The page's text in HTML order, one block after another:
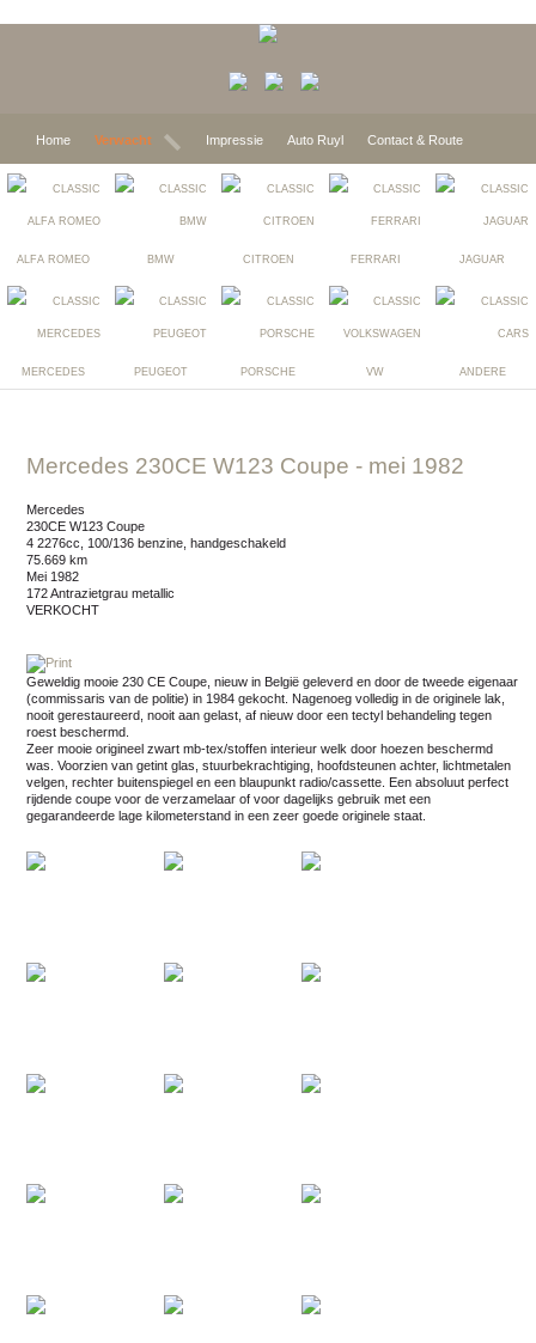
Home Verwacht Impressie Auto Ruyl Contact & Route
ALFA ROMEO BMW CITROEN FERRARI JAGUAR
MERCEDES PEUGEOT PORSCHE VW ANDERE
Mercedes 230CE W123 Coupe - mei 1982
Mercedes
230CE W123 Coupe
4 2276cc, 100/136 benzine, handgeschakeld
75.669 km
mei 1982
172 Antrazietgrau metallic
VERKOCHT
Geweldig mooie 230 CE Coupe, nieuw in België geleverd en door de tweede eigenaar
(commissaris van de politie) in 1984 gekocht. Nagenoeg volledig in de originele lak,
nooit gerestaureerd, nooit aan gelast, af nieuw door een tectyl behandeling tegen
roest beschermd.
Zeer mooie origineel zwart mb-tex/stoffen interieur welk door hoezen beschermd
was. Voorzien van getint glas, stuurbekrachtiging, hoofdsteunen achter, lichtmetalen
velgen, rechter buitenspiegel en een blaupunkt radio/cassette. Een absoluut perfect
rijdende coupe voor de verzamelaar of voor dagelijks gebruik met een
gegarandeerde lage kilometerstand in een zeer goede originele staat.